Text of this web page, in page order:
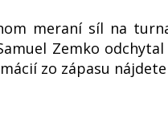
meraní síl na
Zemko
zo zápasu nájdete